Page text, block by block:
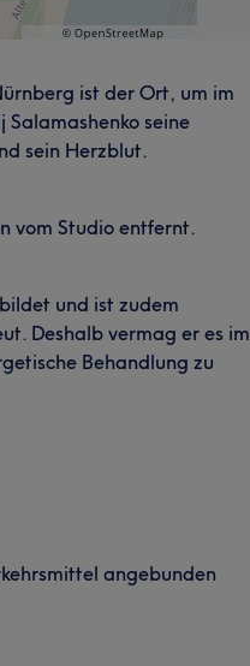
ist der Ort, um im
seine
sein Herzblut.
vom Studio entfernt.
und ist zudem
Deshalb vermag er es im
Behandlung zu
angebunden